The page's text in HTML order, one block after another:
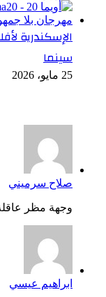
الإسكندرية
سينما
25 مايو، 2026
صلاح سرميني
وجهة مظر
ابراهيم عيسي